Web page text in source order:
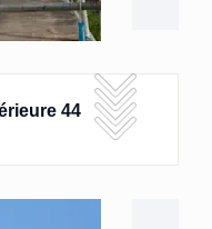
44